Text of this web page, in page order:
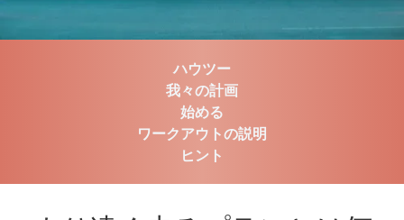
ハウツー
我々の計画
始める
ワークアウトの説明
ヒント